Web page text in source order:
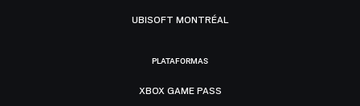
UBISOFT MONTRÉAL
PLATAFORMAS
XBOX GAME PASS